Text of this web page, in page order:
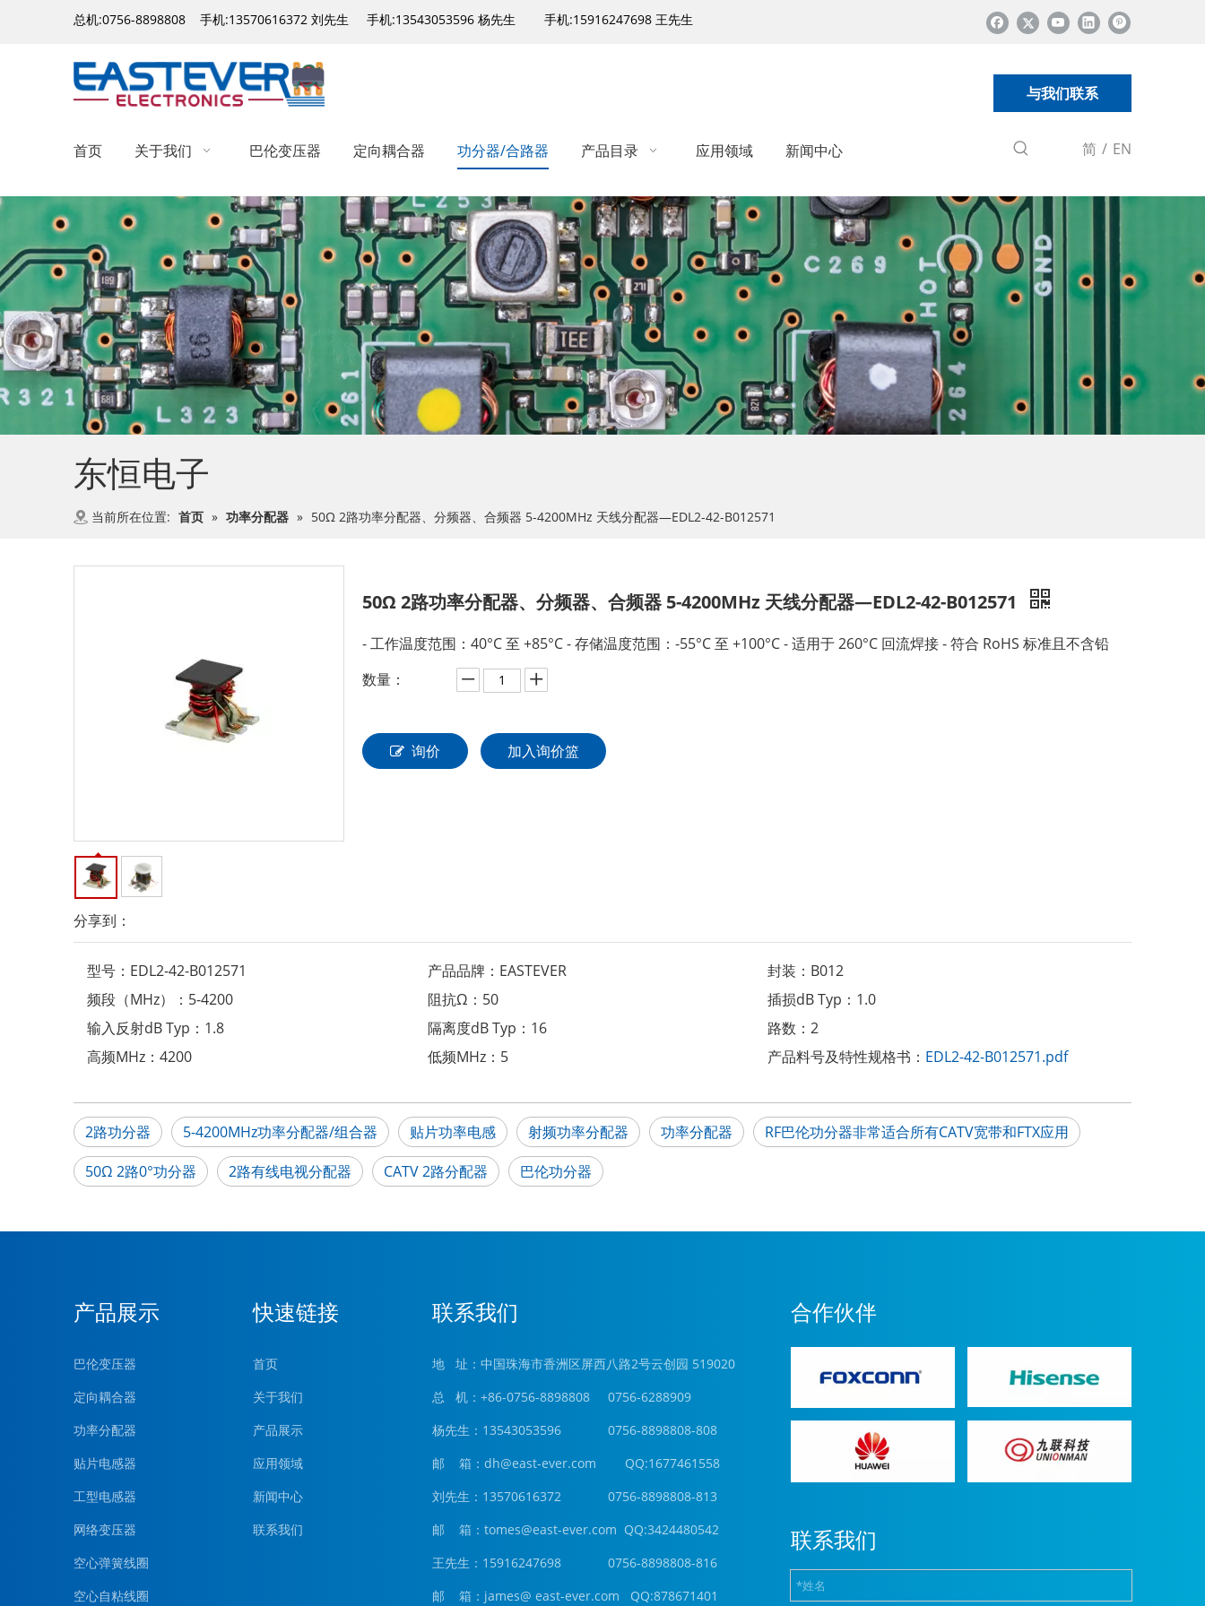
总机:0756-8898808 手机:13570616372 刘先生 手机:13543053596 杨先生 手机:15916247698 王先生
与我们联系
首页 关于我们 巴伦变压器 定向耦合器 功分器/合路器 产品目录 应用领域 新闻中心 简 / EN
东恒电子
当前所在位置: 首页 » 功率分配器 » 50Ω 2路功率分配器、分频器、合频器 5-4200MHz 天线分配器—EDL2-42-B012571
分享到：
50Ω 2路功率分配器、分频器、合频器 5-4200MHz 天线分配器—EDL2-42-B012571
- 工作温度范围：40°C 至 +85°C - 存储温度范围：-55°C 至 +100°C - 适用于 260°C 回流焊接 - 符合 RoHS 标准且不含铅
数量：
询价 加入询价篮
型号： EDL2-42-B012571 产品品牌： EASTEVER 封装： B012
频段（MHz）： 5-4200 阻抗Ω： 50 插损dB Typ： 1.0
输入反射dB Typ： 1.8 隔离度dB Typ： 16 路数： 2
高频MHz： 4200 低频MHz： 5 产品料号及特性规格书： EDL2-42-B012571.pdf
2路功分器 5-4200MHz功率分配器/组合器 贴片功率电感 射频功率分配器 功率分配器
RF巴伦功分器非常适合所有CATV宽带和FTX应用
50Ω 2路0°功分器
2路有线电视分配器 CATV 2路分配器 巴伦功分器
产品展示
巴伦变压器
定向耦合器
功率分配器
贴片电感器
工型电感器
网络变压器
空心弹簧线圈
空心自粘线圈
快速链接
首页
关于我们
产品展示
应用领域
新闻中心
联系我们
联系我们
地 址：中国珠海市香洲区屏西八路2号云创园 519020
总 机：+86-0756-8898808 0756-6288909
杨先生：13543053596 0756-8898808-808
邮 箱： dh@east-ever.com QQ:1677461558
刘先生：13570616372 0756-8898808-813
邮 箱：tomes@east-ever.com QQ:3424480542
王先生：15916247698 0756-8898808-816
邮 箱：james@ east-ever.com QQ:878671401
合作伙伴
联系我们